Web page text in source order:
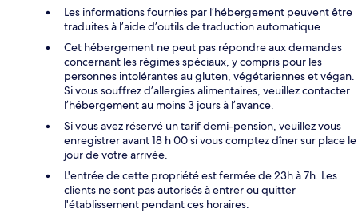
Les informations fournies par l’hébergement peuvent être
traduites à l’aide d’outils de traduction automatique
Cet hébergement ne peut pas répondre aux demandes
concernant les régimes spéciaux, y compris pour les
personnes intolérantes au gluten, végétariennes et végan.
Si vous souffrez d’allergies alimentaires, veuillez contacter
l’hébergement au moins 3 jours à l’avance.
Si vous avez réservé un tarif demi-pension, veuillez vous
enregistrer avant 18 h 00 si vous comptez dîner sur place le
jour de votre arrivée.
L'entrée de cette propriété est fermée de 23h à 7h. Les
clients ne sont pas autorisés à entrer ou quitter
l'établissement pendant ces horaires.